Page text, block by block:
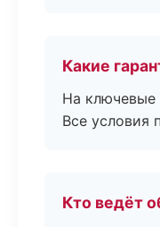
Какие
На
Все условия
Кто ведёт